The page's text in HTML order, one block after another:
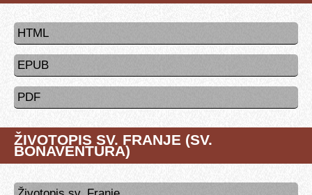
HTML
EPUB
PDF
ŽIVOTOPIS SV. FRANJE (SV.
BONAVENTURA)